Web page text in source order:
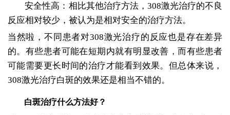
安全性高：相比其他治疗方法，308激光治疗的不良
反应相对较少，被认为是相对安全的治疗方法。
当然啦，不同患者对308激光治疗的反应也是存在差异
的。有些患者可能在短期内就有明显改善，而有些患者
可能需要更长时间的治疗才能看到效果。但总体来说，
308激光治疗白斑的效果还是相当不错的。
白斑治疗什么方法好？